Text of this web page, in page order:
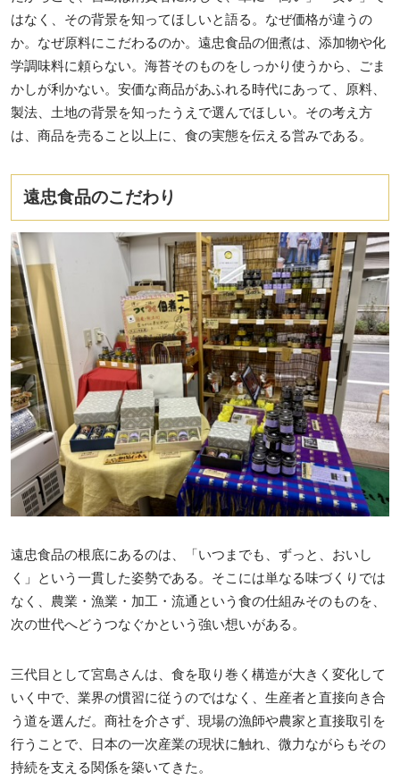
はなく、その背景を知ってほしいと語る。なぜ価格が違うの
か。なぜ原料にこだわるのか。遠忠食品の佃煮は、添加物や化
学調味料に頼らない。海苔そのものをしっかり使うから、ごま
かしが利かない。安価な商品があふれる時代にあって、原料、
製法、土地の背景を知ったうえで選んでほしい。その考え方
は、商品を売ること以上に、食の実態を伝える営みである。
遠忠食品のこだわり
遠忠食品の根底にあるのは、「いつまでも、ずっと、おいし
く」という一貫した姿勢である。そこには単なる味づくりでは
なく、農業・漁業・加工・流通という食の仕組みそのものを、
次の世代へどうつなぐかという強い想いがある。
三代目として宮島さんは、食を取り巻く構造が大きく変化して
いく中で、業界の慣習に従うのではなく、生産者と直接向き合
う道を選んだ。商社を介さず、現場の漁師や農家と直接取引を
行うことで、日本の一次産業の現状に触れ、微力ながらもその
持続を支える関係を築いてきた。